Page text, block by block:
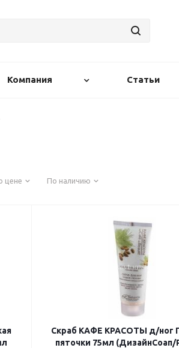
Компания Статьи
цене По наличию
Скраб КАФЕ КРАСОТЫ д/ног
пяточки 75мл (ДизайнСоап/